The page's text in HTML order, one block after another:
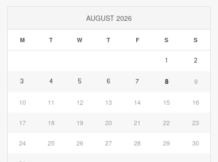
AUGUST 2026
M T W T F S S
1 2
3 4 5 6 7 8 9
10 11 12 13 14 15 16
17 18 19 20 21 22 23
24 25 26 27 28 29 30